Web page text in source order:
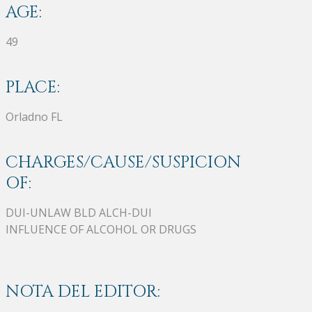
AGE:
49
PLACE:
Orladno FL
CHARGES/CAUSE/SUSPICION
OF:
DUI-UNLAW BLD ALCH-DUI
INFLUENCE OF ALCOHOL OR DRUGS
NOTA DEL EDITOR: